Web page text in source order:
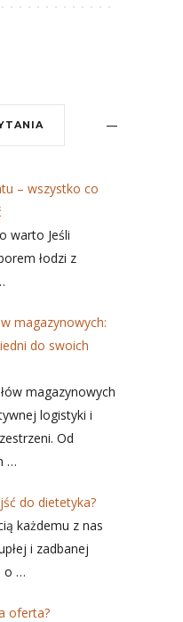
– wszystko co
warto Jeśli
łodzi z
magazynowych:
do swoich
magazynowych
logistyki i
Od
…
do dietetyka?
każdemu z nas
i zadbanej
o …
oferta?